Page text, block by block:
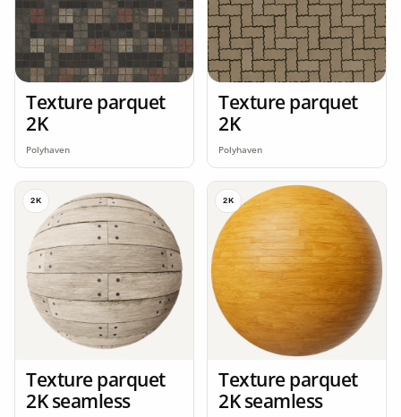
Texture parquet
2K
Polyhaven
Texture parquet
2K
Polyhaven
2K
Texture parquet
2K seamless
2K
Texture parquet
2K seamless